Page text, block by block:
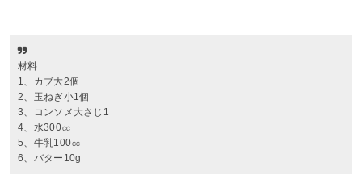
材料
1、カブ大2個
2、玉ねぎ小1個
3、コンソメ大さじ1
4、水300㏄
5、牛乳100㏄
6、バター10g